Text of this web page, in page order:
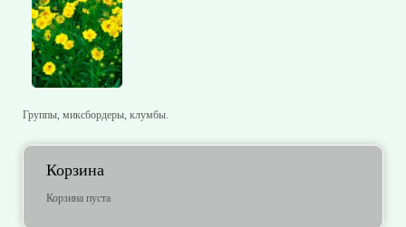
Группы, миксбордеры, клумбы.
Корзина
Корзина пуста